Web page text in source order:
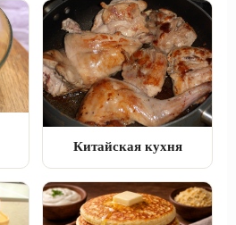
Китайская кухня